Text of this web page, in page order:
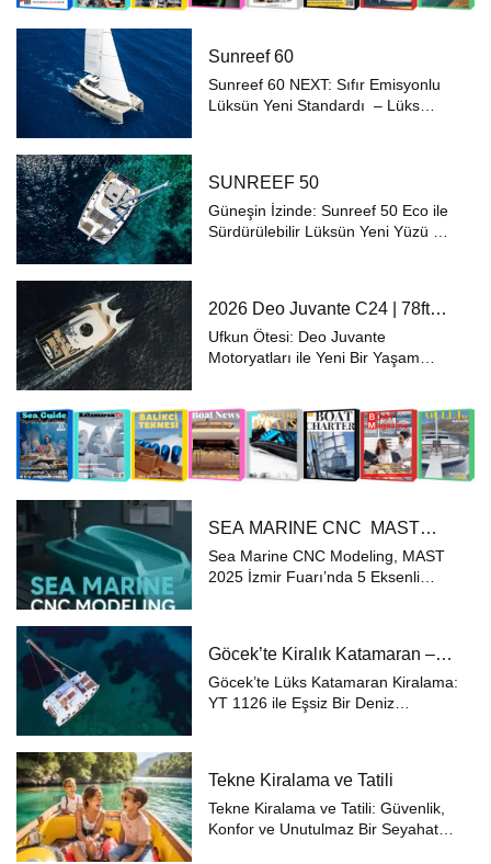
Sunreef 60
Sunreef 60 NEXT: Sıfır Emisyonlu
Lüksün Yeni Standardı – Lüks
ve modern tasarım çizgileriyle ...
SUNREEF 50
Güneşin İzinde: Sunreef 50 Eco ile
Sürdürülebilir Lüksün Yeni Yüzü ⚓
denizde karbon ayak izinizi
minimum...
2026 Deo Juvante C24 | 78ft
Explorer Power Catamaran
Ufkun Ötesi: Deo Juvante
Motoryatları ile Yeni Bir Yaşam
arzusunu tek bir yelken altında
birleştiren Deo Juvante, “Your life
beyo...
SEA MARINE CNC MAST
2025 İzmir’de 5 Eksenli
Teknolojisiyle Fark Yaratıyor
Sea Marine CNC Modeling, MAST
2025 İzmir Fuarı’nda 5 Eksenli
Sea Marine CNC Modeling,
Türkiye...
Göcek’te Kiralık Katamaran –
Katamaran Konforu Yattayım
Farkıyla
Göcek’te Lüks Katamaran Kiralama:
YT 1126 ile Eşsiz Bir Deniz
Yattayım.com ile YT 1126
katamaranı sizler...
Tekne Kiralama ve Tatili
Tekne Kiralama ve Tatili: Güvenlik,
Konfor ve Unutulmaz Bir Seyahat